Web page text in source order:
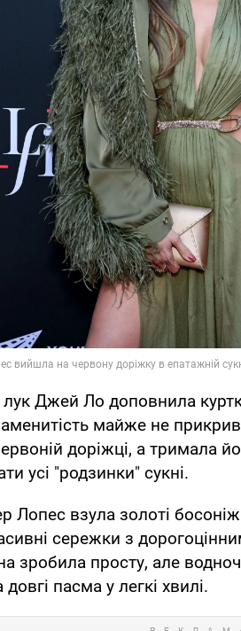
Джей Ло доповнила
майже не
доріжці, а тримала
усі "родзинки" сукні.
Лопес взула золоті
сережки з
зробила просту, але
пасма у легкі хвилі.